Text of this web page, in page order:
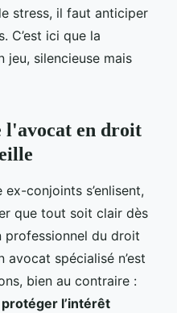
stress, il faut anticiper
C’est ici que la
jeu, silencieuse mais
l'avocat en droit
conjoints s’enlisent,
que tout soit clair dès
professionnel du droit
spécialisé n’est
bien au contraire :
protéger l’intérêt